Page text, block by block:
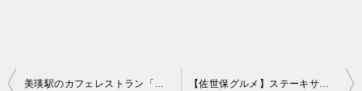
投
美瑛駅のカフェレストラン「おきらく亭」でランチを食べてみた｜名物のポトフをいただいた感想 【佐世保グルメ】ステーキサロン アサクラで名物のレモンステーキを食べてみた